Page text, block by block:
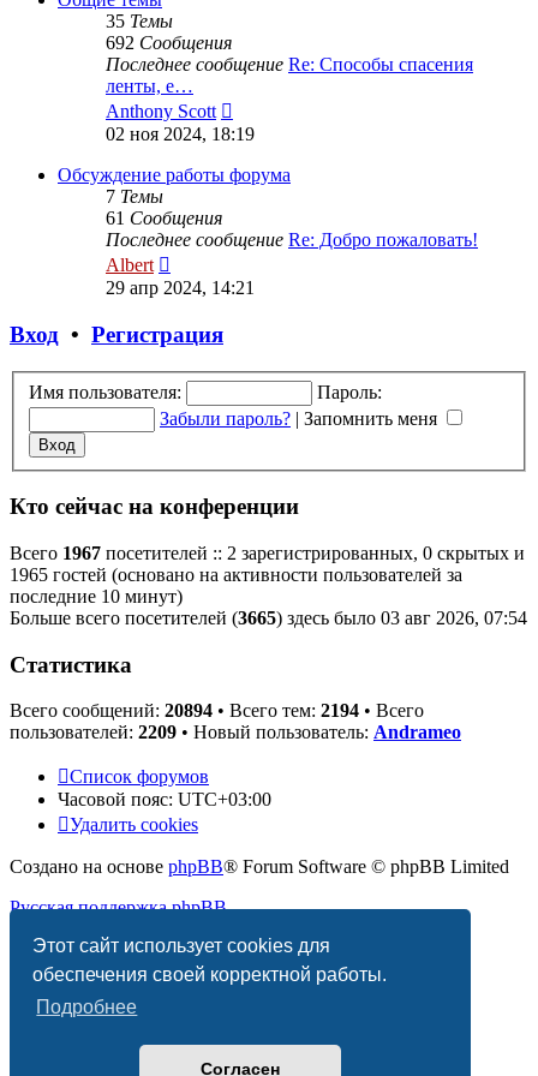
Этот сайт использует cookies для
обеспечения своей корректной работы.
Подробнее
Согласен
35 Темы
692 Сообщения
Последнее сообщение Re: Способы спасения
ленты, е…
Anthony Scott
к
сообщению
02 ноя 2024, 18:19
Обсуждение работы форума
7 Темы
61 Сообщения
Последнее сообщение Re: Добро пожаловать!
Albert
к
29 апр 2024, 14:21
Вход • Регистрация
Имя пользователя:
Пароль:
Забыли пароль? | Запомнить меня
Кто сейчас на конференции
Всего 1967 посетителей :: 2 зарегистрированных, 0 скрытых и
1965 гостей (основано на активности пользователей за
последние 10 минут)
Больше всего посетителей (3665) здесь было 03 авг 2026, 07:54
Статистика
Всего сообщений: 20894 • Всего тем: 2194 • Всего
пользователей: 2209 • Новый пользователь: Andrameo
Список форумов
Часовой пояс: UTC+03:00
Удалить cookies
Создано на основе phpBB® Forum Software © phpBB Limited
Русская поддержка phpBB
Конфиденциальность |Правила